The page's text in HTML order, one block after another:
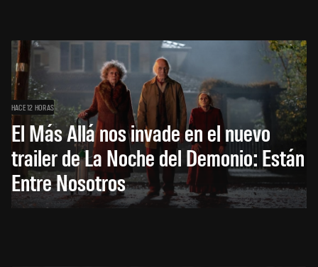
HACE 12 HORAS
El Más Allá nos invade en el nuevo
trailer de La Noche del Demonio: Están
Entre Nosotros